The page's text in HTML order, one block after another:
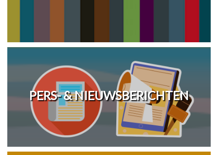
PERS- & NIEUWSBERICHTEN